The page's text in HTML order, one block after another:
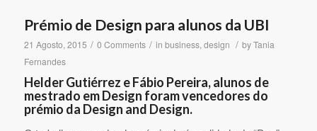
Prémio de Design para alunos da UBI
21 Agosto, 2015 / 0 Comments / in business, design / byTania
Fernandes
Helder Gutiérrez e Fábio Pereira, alunos de
mestrado em Design foram vencedores do
prémio da Design and Design.